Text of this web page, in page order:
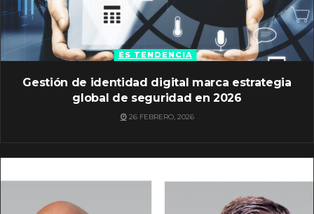
ES TENDENCIA
Gestión de identidad digital marca estrategia
global de seguridad en 2026
26 FEBRERO, 2026